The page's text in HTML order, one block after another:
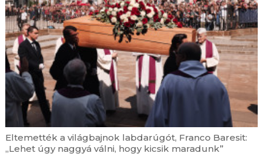
Giovanni Bellini:Urunk színeváltozása
augusztus 6. | 17:40
Közösségi gondoskodás néven egyedülálló
képzés indul az Esztergomi Hittudományi
Főiskolán
augusztus 6. | 17:05
Leó pápa homíliája Assisiben: A világ akkor újul
meg, ha Krisztust követve mi magunk is
átalakulunk
augusztus 6. | 16:38
Mit keres egy katolikus pap DJ a Budapest Park
nagyszínpadán?
Eltemették a világbajnok labdarúgót, Franco Baresit:
„Lehet úgy naggyá válni, hogy kicsik maradunk”